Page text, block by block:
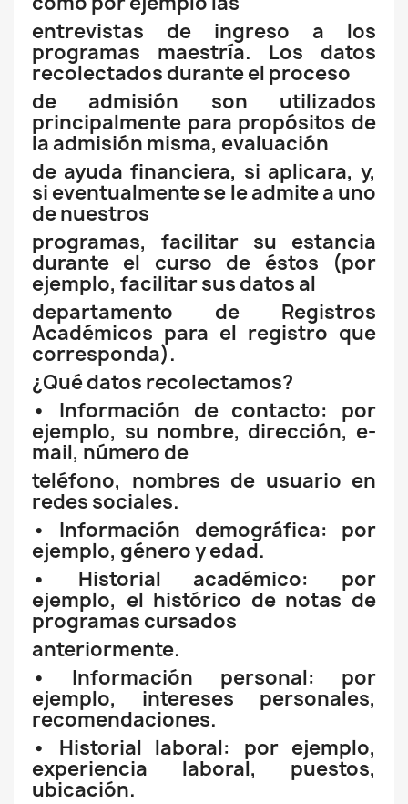
entrevistas de ingreso a los
programas maestría. Los datos
recolectados durante el proceso
de admisión son utilizados
principalmente para propósitos de
la admisión misma, evaluación
de ayuda financiera, si aplicara, y,
si eventualmente se le admite a uno
de nuestros
programas, facilitar su estancia
durante el curso de éstos (por
ejemplo, facilitar sus datos al
departamento de Registros
Académicos para el registro que
corresponda).
¿Qué datos recolectamos?
• Información de contacto: por
ejemplo, su nombre, dirección, e-
mail, número de
teléfono, nombres de usuario en
redes sociales.
• Información demográfica: por
ejemplo, género y edad.
• Historial académico: por
ejemplo, el histórico de notas de
programas cursados
anteriormente.
• Información personal: por
ejemplo, intereses personales,
recomendaciones.
• Historial laboral: por ejemplo,
experiencia laboral, puestos,
ubicación.